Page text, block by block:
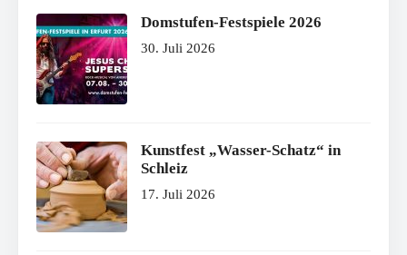
Domstufen-Festspiele 2026
30. Juli 2026
Kunstfest „Wasser-Schatz“ in
Schleiz
17. Juli 2026